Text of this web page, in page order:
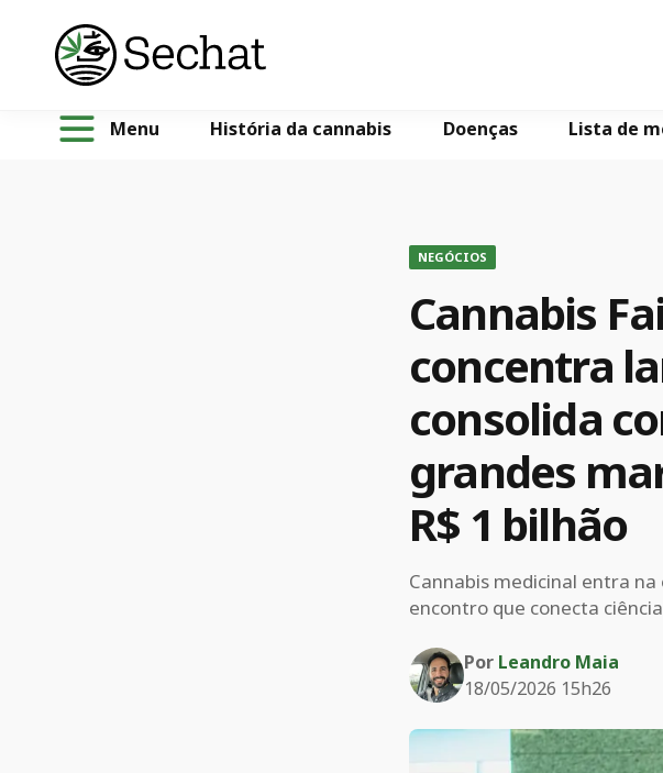
Menu História da cannabis Doenças Lista de
NEGÓCIOS
Cannabis
concentra
consolida
grandes
R$ 1 bilhão
Cannabis medicinal entra
encontro que conecta
Por Leandro Maia
18/05/2026 15h26